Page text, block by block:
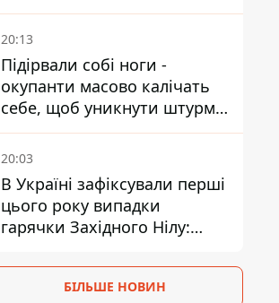
20:13
Підірвали собі ноги -
окупанти масово калічать
себе, щоб уникнути штурмів
- ГУР
20:03
В Україні зафіксували перші
цього року випадки
гарячки Західного Нілу:
після укусів комарів
БІЛЬШЕ НОВИН